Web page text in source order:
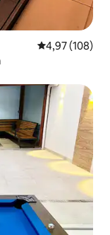
4,97 (108)